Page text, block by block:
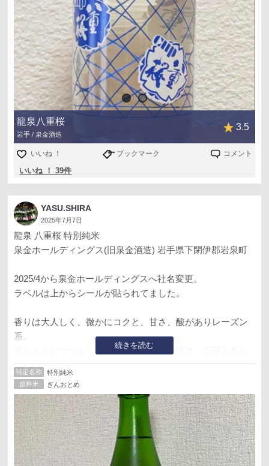
龍泉八重桜
岩手 / 泉金酒造
3.5
いいね ！ ブックマーク コメント
いいね ！ 39件
YASU.SHIRA
2025年7月7日
続きを読む
龍泉 八重桜 特別純米
泉金ホールディングス(旧泉金酒造) 岩手県下閉伊郡岩泉町
2025/4から泉金ホールディングスへ社名変更。
ラベルは上からシールが貼られてました。
香りは大人しく、微かにコクと、甘さ、酸がありレーズン
系。
スッキリしつつも、ブドウの様な甘さと渋さ、旨味もあっ
てなかなか。
燗にしても酸と甘旨味がありシッカリした味わい。
特定名称
特別純米
原料米
ぎんおとめ